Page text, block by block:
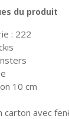
du produit
: 222
10 cm
carton avec